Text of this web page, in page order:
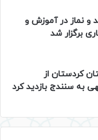
نماز در آموزش و
برگزار شد
کردستان از
به سنندج بازدید کرد